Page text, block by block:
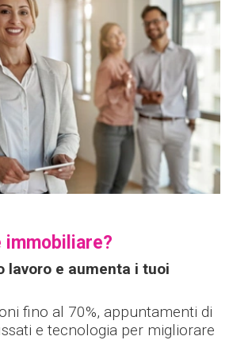
immobiliare?
lavoro e aumenta i tuoi
fino al 70%, appuntamenti di
e tecnologia per migliorare